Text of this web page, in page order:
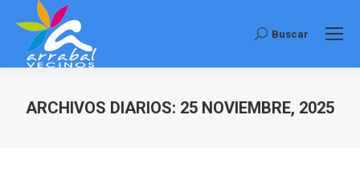
Buscar:
Buscar
ARCHIVOS DIARIOS: 25 NOVIEMBRE, 2025